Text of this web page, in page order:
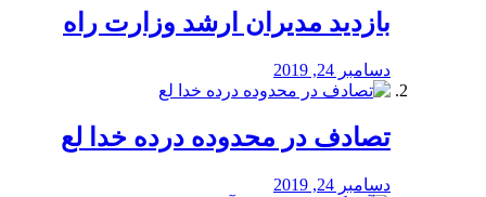
بازدید مدیران ارشد وزارت راه
دسامبر 24, 2019
تصادف در محدوده درده خدا لع
دسامبر 24, 2019